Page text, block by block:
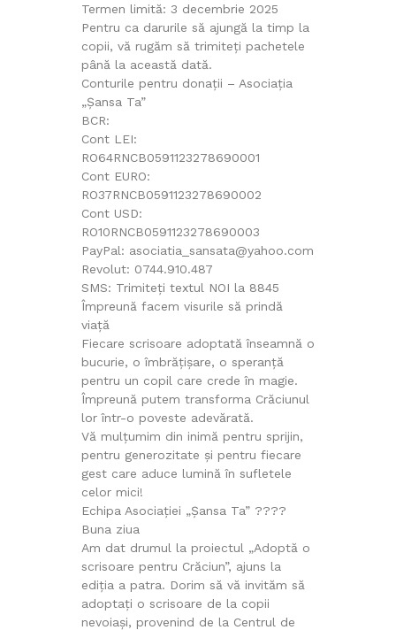
Termen limită: 3 decembrie 2025
Pentru ca darurile să ajungă la timp la
copii, vă rugăm să trimiteți pachetele
până la această dată.
Conturile pentru donații – Asociația
„Șansa Ta”
BCR:
Cont LEI:
RO64RNCB0591123278690001
Cont EURO:
RO37RNCB0591123278690002
Cont USD:
RO10RNCB0591123278690003
PayPal: asociatia_sansata@yahoo.com
Revolut: 0744.910.487
SMS: Trimiteți textul NOI la 8845
Împreună facem visurile să prindă
viață
Fiecare scrisoare adoptată înseamnă o
bucurie, o îmbrățișare, o speranță
pentru un copil care crede în magie.
Împreună putem transforma Crăciunul
lor într-o poveste adevărată.
Vă mulțumim din inimă pentru sprijin,
pentru generozitate și pentru fiecare
gest care aduce lumină în sufletele
celor mici!
Echipa Asociației „Șansa Ta” ????
Buna ziua
Am dat drumul la proiectul „Adoptă o
scrisoare pentru Crăciun”, ajuns la
ediția a patra. Dorim să vă invităm să
adoptați o scrisoare de la copii
nevoiași, provenind de la Centrul de